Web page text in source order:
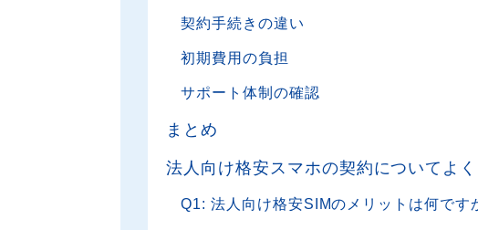
契約手続きの違い
初期費用の負担
サポート体制の確認
まとめ
法人向け格安スマホの契約についてよ
Q1: 法人向け格安SIMのメリットは何です